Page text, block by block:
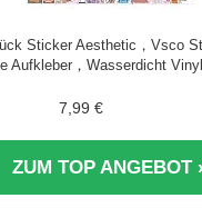
Sticker Aesthetic，Vsco
Aufkleber，Wasserdicht
7,99 €
ZUM TOP ANGEBOT